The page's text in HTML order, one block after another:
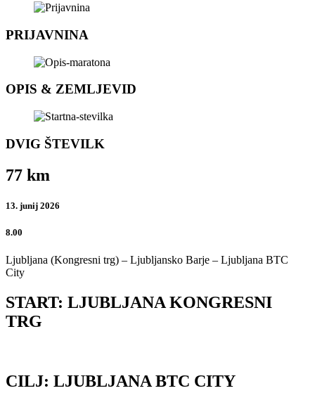
PRIJAVNINA
OPIS & ZEMLJEVID
DVIG ŠTEVILK
77 km
13. junij 2026
8.00
Ljubljana (Kongresni trg) – Ljubljansko Barje – Ljubljana BTC
City
START: LJUBLJANA KONGRESNI
TRG
CILJ: LJUBLJANA BTC CITY